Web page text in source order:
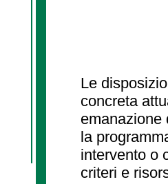
Le
concreta
emanazione
la
intervento o
criteri e